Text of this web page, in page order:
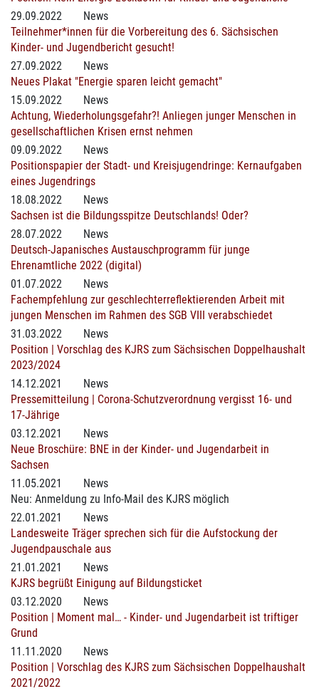
29.09.2022
News
Teilnehmer*innen für die Vorbereitung des 6. Sächsischen
Kinder- und Jugendbericht gesucht!
27.09.2022
News
Neues Plakat "Energie sparen leicht gemacht"
15.09.2022
News
Achtung, Wiederholungsgefahr?! Anliegen junger Menschen in
gesellschaftlichen Krisen ernst nehmen
09.09.2022
News
Positionspapier der Stadt- und Kreisjugendringe: Kernaufgaben
eines Jugendrings
18.08.2022
News
Sachsen ist die Bildungsspitze Deutschlands! Oder?
28.07.2022
News
Deutsch-Japanisches Austauschprogramm für junge
Ehrenamtliche 2022 (digital)
01.07.2022
News
Fachempfehlung zur geschlechterreflektierenden Arbeit mit
jungen Menschen im Rahmen des SGB VIII verabschiedet
31.03.2022
News
Position | Vorschlag des KJRS zum Sächsischen Doppelhaushalt
2023/2024
14.12.2021
News
Pressemitteilung | Corona-Schutzverordnung vergisst 16- und
17-Jährige
03.12.2021
News
Neue Broschüre: BNE in der Kinder- und Jugendarbeit in
Sachsen
11.05.2021
News
Neu: Anmeldung zu Info-Mail des KJRS möglich
22.01.2021
News
Landesweite Träger sprechen sich für die Aufstockung der
Jugendpauschale aus
21.01.2021
News
KJRS begrüßt Einigung auf Bildungsticket
03.12.2020
News
Position | Moment mal… - Kinder- und Jugendarbeit ist triftiger
Grund
11.11.2020
News
Position | Vorschlag des KJRS zum Sächsischen Doppelhaushalt
2021/2022